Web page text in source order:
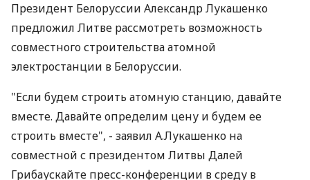
Президент Белоруссии Александр Лукашенко
предложил Литве рассмотреть возможность
совместного строительства атомной
электростанции в Белоруссии.
"Если будем строить атомную станцию, давайте
вместе. Давайте определим цену и будем ее
строить вместе", - заявил А.Лукашенко на
совместной с президентом Литвы Далей
Грибаускайте пресс-конференции в среду в